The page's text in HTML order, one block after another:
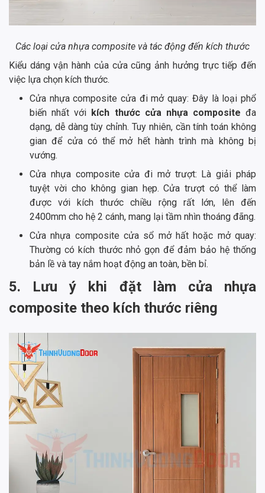
Các loại cửa nhựa composite và tác động đến kích thước
Kiểu dáng vận hành của cửa cũng ảnh hưởng trực tiếp đến
việc lựa chọn kích thước.
Cửa nhựa composite cửa đi mở quay: Đây là loại phổ
biến nhất với kích thước cửa nhựa composite đa
dạng, dễ dàng tùy chỉnh. Tuy nhiên, cần tính toán không
gian để cửa có thể mở hết hành trình mà không bị
vướng.
Cửa nhựa composite cửa đi mở trượt: Là giải pháp
tuyệt vời cho không gian hẹp. Cửa trượt có thể làm
được với kích thước chiều rộng rất lớn, lên đến
2400mm cho hệ 2 cánh, mang lại tầm nhìn thoáng đãng.
Cửa nhựa composite cửa sổ mở hất hoặc mở quay:
Thường có kích thước nhỏ gọn để đảm bảo hệ thống
bản lề và tay nắm hoạt động an toàn, bền bỉ.
5. Lưu ý khi đặt làm cửa nhựa
composite theo kích thước riêng